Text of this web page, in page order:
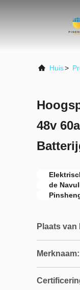
Huis>
48v
de
Plaats
Merknaam: